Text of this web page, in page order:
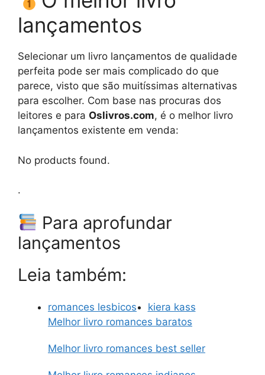
lançamentos
Selecionar um livro lançamentos de qualidade
perfeita pode ser mais complicado do que
parece, visto que são muitíssimas alternativas
para escolher. Com base nas procuras dos
leitores e para Oslivros.com, é o melhor livro
lançamentos existente em venda:
No products found.
.
Para aprofundar
lançamentos
Leia também:
romances lesbicos
kiera kass
Melhor livro romances baratos
Melhor livro romances best seller